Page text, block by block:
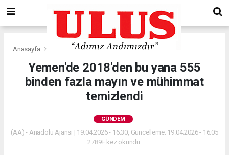
Anasayfa Gündem
Yemen'de 2018'den bu yana 555
binden fazla mayın ve mühimmat
temizlendi
GÜNDEM
(AA) - Anadolu Ajansı | 19.04.2026 - 16:30, Güncelleme: 19.04.2026 - 16:05
2789+ kez okundu.